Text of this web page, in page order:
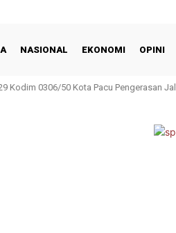
NASIONAL EKONOMI OPINI
Kodim 0306/50 Kota Pacu Pengerasan